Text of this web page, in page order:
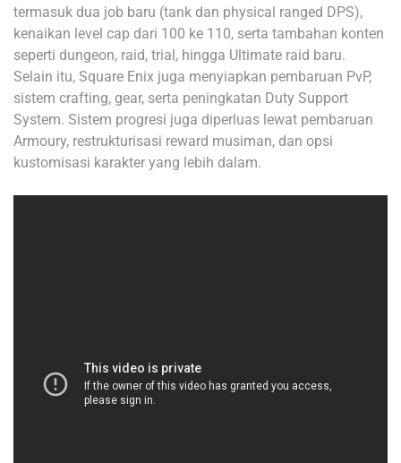
termasuk dua job baru (tank dan physical ranged DPS),
kenaikan level cap dari 100 ke 110, serta tambahan konten
seperti dungeon, raid, trial, hingga Ultimate raid baru.
Selain itu, Square Enix juga menyiapkan pembaruan PvP,
sistem crafting, gear, serta peningkatan Duty Support
System. Sistem progresi juga diperluas lewat pembaruan
Armoury, restrukturisasi reward musiman, dan opsi
kustomisasi karakter yang lebih dalam.